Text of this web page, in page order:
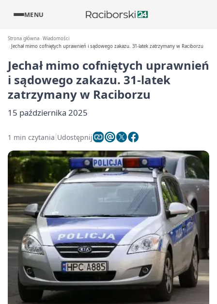
MENU
Strona główna Wiadomości
Jechał mimo cofniętych uprawnień i sądowego zakazu. 31-latek zatrzymany w Raciborzu
Jechał mimo cofniętych uprawnień
i sądowego zakazu. 31-latek
zatrzymany w Raciborzu
15 października 2025
1 min czytania Udostępnij